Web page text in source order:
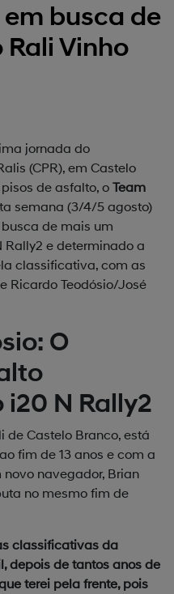
busca de
Vinho
jornada do
(CPR), em Castelo
de asfalto, o Team
semana (3/4/5 agosto)
de mais um
Rally2 e determinado a
classificativa, com as
Ricardo Teodósio/José
O
N Rally2
de Castelo Branco, está
fim de 13 anos e com a
navegador, Brian
no mesmo fim de
classificativas da
depois de tantos anos de
terei pela frente, pois